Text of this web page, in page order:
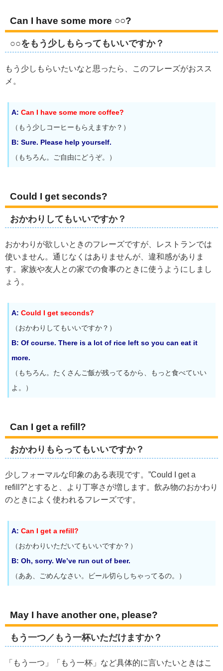
Can I have some more ○○?
○○をもう少しもらってもいいですか？
もう少しもらいたいなと思ったら、このフレーズがおスス
メ。
A: Can I have some more coffee?
（もう少しコーヒーもらえますか？）
B: Sure. Please help yourself.
（もちろん。ご自由にどうぞ。）
Could I get seconds?
おかわりしてもいいですか？
おかわりが欲しいときのフレーズですが、レストランでは
使いません。通じなくはありませんが、違和感がありま
す。家族や友人との家での食事のときに使うようにしまし
ょう。
A: Could I get seconds?
（おかわりしてもいいですか？）
B: Of course. There is a lot of rice left so you can eat it
more.
（もちろん。たくさんご飯が残ってるから、もっと食べていい
よ。）
Can I get a refill?
おかわりもらってもいいですか？
少しフォーマルな印象のある表現です。”Could I get a
refill?”とすると、より丁寧さが増します。飲み物のおかわり
のときによく使われるフレーズです。
A: Can I get a refill?
（おかわりいただいてもいいですか？）
B: Oh, sorry. We’ve run out of beer.
（ああ、ごめんなさい。ビール切らしちゃってるの。）
May I have another one, please?
もう一つ／もう一杯いただけますか？
「もう一つ」「もう一杯」など具体的に言いたいときはこ